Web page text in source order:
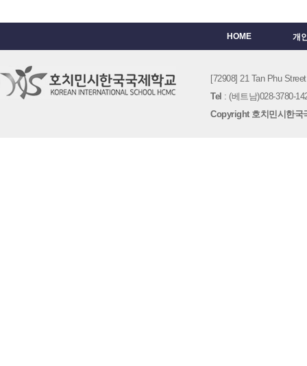
HOME 개
[72908] 21 Tan Phu
Tel : (베트남)028-3780-
Copyright 호치민시한국